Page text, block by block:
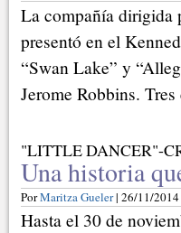
La compañía dirigida
presentó en el
“Swan Lake” y
Jerome Robbins.
"LITTLE DANCER"-
Una historia
PorMaritza Gueler| 26/11/2014
Hasta el 30 de